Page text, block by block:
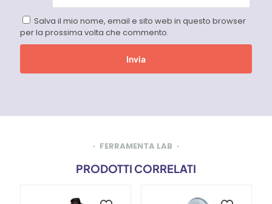
Salva il mio nome, email e sito web in questo browser
per la prossima volta che commento.
FERRAMENTA LAB
PRODOTTI CORRELATI